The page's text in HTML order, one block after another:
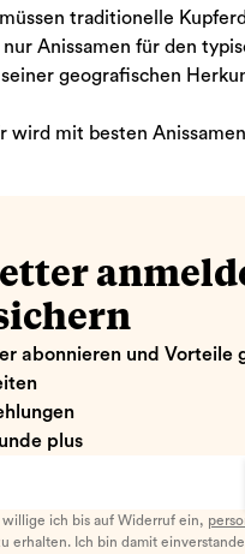
traditionelle
Anissamen für den
geografischen
wird mit besten
abonnieren und Vorteile
plus
ich bis auf Widerruf ein,
erhalten. Ich bin damit